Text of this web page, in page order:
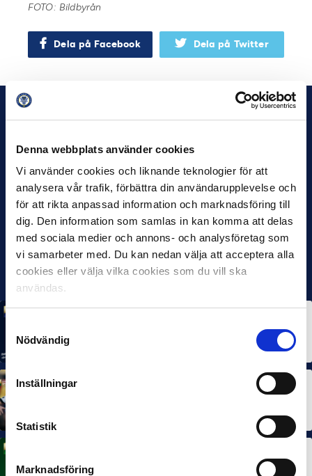
Denna webbplats använder cookies
Vi använder cookies och liknande teknologier för att
analysera vår trafik, förbättra din användarupplevelse och
för att rikta anpassad information och marknadsföring till
dig. Den information som samlas in kan komma att delas
med sociala medier och annons- och analysföretag som
vi samarbeter med. Du kan nedan välja att acceptera alla
cookies eller välja vilka cookies som du vill ska
användas.
Nödvändig
Inställningar
Statistik
Marknadsföring
FOTO: Bildbyrån
Dela på Facebook Dela på Twitter
Rösta på Månadens Spelare & Tränare i juli
Rösta på Månadens Spelare i juni